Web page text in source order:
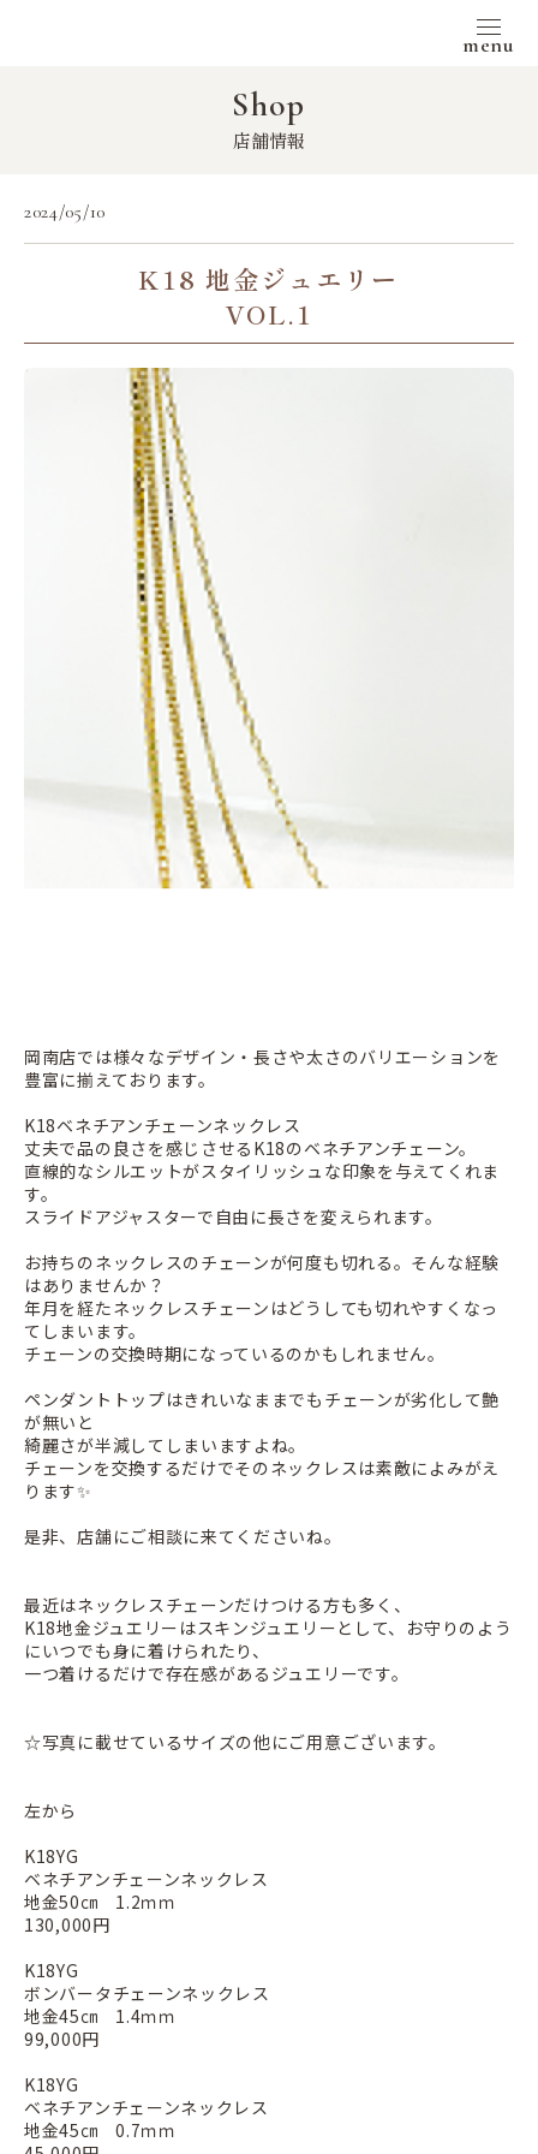
menu
Shop
店舗情報
2024/05/10
K18 地金ジュエリー
VOL.1
岡南店では様々なデザイン・長さや太さのバリエーションを
豊富に揃えております。
K18ベネチアンチェーンネックレス
丈夫で品の良さを感じさせるK18のベネチアンチェーン。
直線的なシルエットがスタイリッシュな印象を与えてくれま
す。
スライドアジャスターで自由に長さを変えられます。
お持ちのネックレスのチェーンが何度も切れる。そんな経験
はありませんか？
年月を経たネックレスチェーンはどうしても切れやすくなっ
てしまいます。
チェーンの交換時期になっているのかもしれません。
ペンダントトップはきれいなままでもチェーンが劣化して艶
が無いと
綺麗さが半減してしまいますよね。
チェーンを交換するだけでそのネックレスは素敵によみがえ
ります✨
是非、店舗にご相談に来てくださいね。
最近はネックレスチェーンだけつける方も多く、
K18地金ジュエリーはスキンジュエリーとして、お守りのよう
にいつでも身に着けられたり、
一つ着けるだけで存在感があるジュエリーです。
☆写真に載せているサイズの他にご用意ございます。
左から
K18YG
ベネチアンチェーンネックレス
地金50㎝ 1.2ｍｍ
130,000円
K18YG
ボンバータチェーンネックレス
地金45㎝ 1.4ｍｍ
99,000円
K18YG
ベネチアンチェーンネックレス
地金45㎝ 0.7ｍｍ